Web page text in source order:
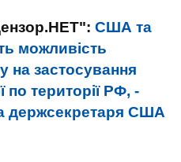
США та
можливість
на застосування
по території РФ, -
держсекретаря США